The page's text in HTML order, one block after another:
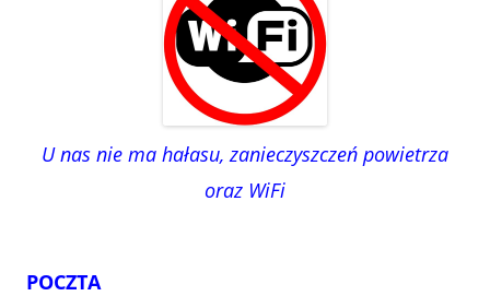
U nas nie ma hałasu, zanieczyszczeń powietrza
oraz WiFi
POCZTA